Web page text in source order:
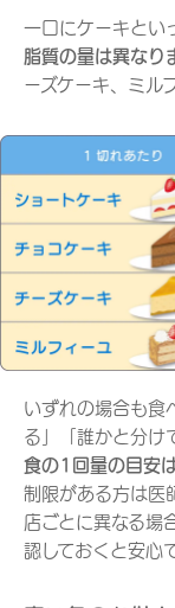
一口にケーキとい
脂質の量は異なり
ーズケーキ、ミル
いずれの場合も食
る」「誰かと分け
食の1回量の目安
制限がある方は医
店ごとに異なる場
認しておくと安心で